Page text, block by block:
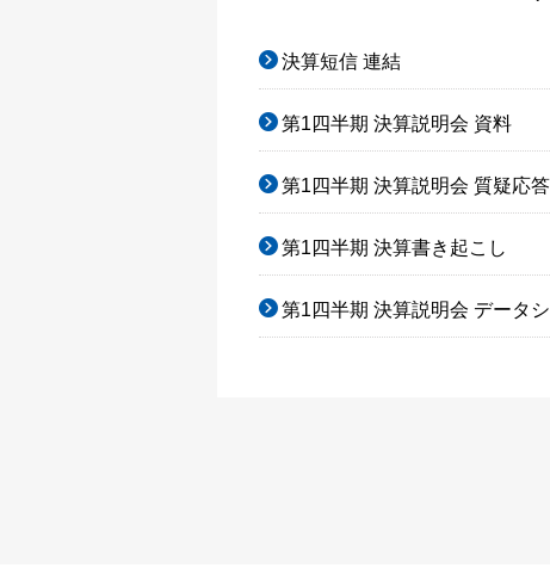
決算短信 連結
第1四半期 決算説明会 資料
第1四半期 決算説明会 質疑応答
第1四半期 決算書き起こし
第1四半期 決算説明会 データシ